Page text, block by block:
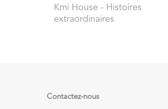
Kmi House - Histoires
extraordinaires
Contactez-nous